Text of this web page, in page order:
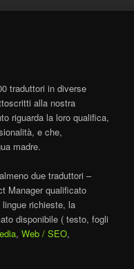
traduttori in diverse
alla nostra
riguarda la loro qualifica,
e che,
madre.
due traduttori –
Manager qualificato
richieste, la
disponibile ( testo, fogli
,Web / SEO,